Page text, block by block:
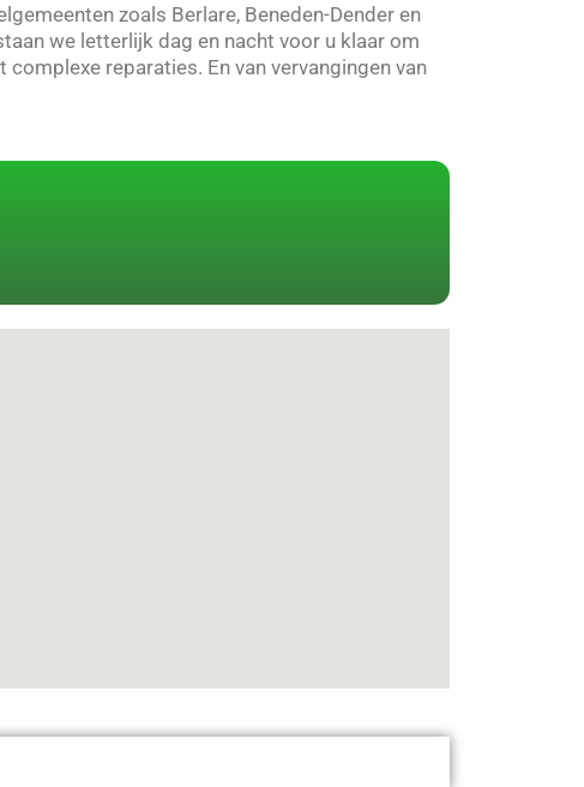
zoals Berlare, Beneden-Dender en
we letterlijk dag en nacht voor u klaar om
reparaties. En van vervangingen van